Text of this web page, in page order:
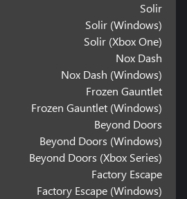
Solir
Solir (Windows)
Solir (Xbox One)
Nox Dash
Nox Dash (Windows)
Frozen Gauntlet
Frozen Gauntlet (Windows)
Beyond Doors
Beyond Doors (Windows)
Beyond Doors (Xbox Series)
Factory Escape
Factory Escape (Windows)